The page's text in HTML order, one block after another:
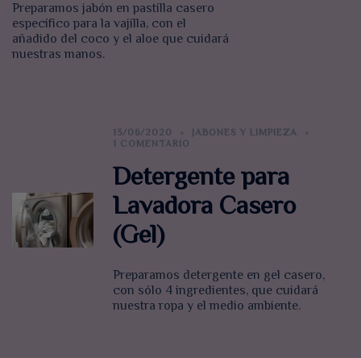
Preparamos jabón en pastilla casero
específico para la vajilla, con el
añadido del coco y el aloe que cuidará
nuestras manos.
13/06/2020
JABONES Y LIMPIEZA
1 COMENTARIO
Detergente para
Lavadora Casero
(Gel)
Preparamos detergente en gel casero,
con sólo 4 ingredientes, que cuidará
nuestra ropa y el medio ambiente.